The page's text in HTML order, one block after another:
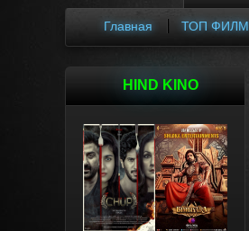
ТОП ФИЛМ
Главная
HIND KINO